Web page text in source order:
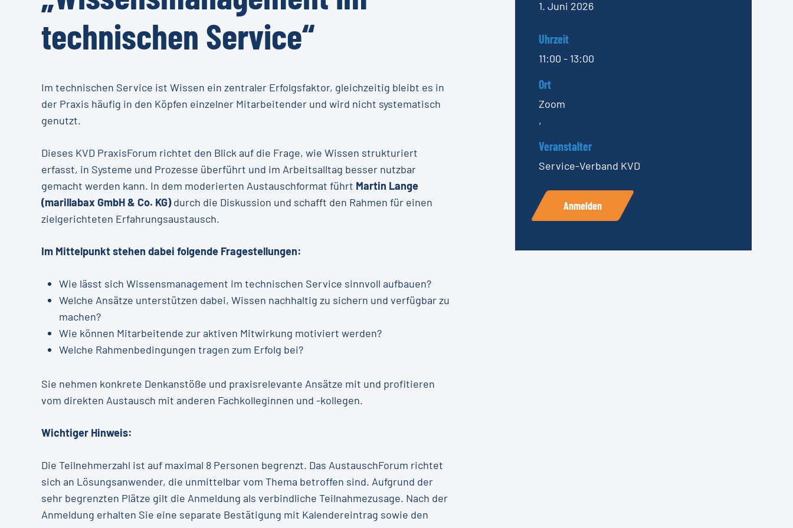
technischen Service“
Im technischen Service ist Wissen ein zentraler Erfolgsfaktor, gleichzeitig bleibt es in
der Praxis häufig in den Köpfen einzelner Mitarbeitender und wird nicht systematisch
genutzt.
Dieses KVD PraxisForum richtet den Blick auf die Frage, wie Wissen strukturiert
erfasst, in Systeme und Prozesse überführt und im Arbeitsalltag besser nutzbar
gemacht werden kann. In dem moderierten Austauschformat führt Martin Lange
(marillabax GmbH & Co. KG)durch die Diskussion und schafft den Rahmen für einen
zielgerichteten Erfahrungsaustausch.
Im Mittelpunkt stehen dabei folgende Fragestellungen:
Wie lässt sich Wissensmanagement im technischen Service sinnvoll aufbauen?
Welche Ansätze unterstützen dabei, Wissen nachhaltig zu sichern und verfügbar zu
machen?
Wie können Mitarbeitende zur aktiven Mitwirkung motiviert werden?
Welche Rahmenbedingungen tragen zum Erfolg bei?
Sie nehmen konkrete Denkanstöße und praxisrelevante Ansätze mit und profitieren
vom direkten Austausch mit anderen Fachkolleginnen und -kollegen.
Wichtiger Hinweis:
Die Teilnehmerzahl ist auf maximal 8 Personen begrenzt. Das AustauschForum richtet
sich an Lösungsanwender, die unmittelbar vom Thema betroffen sind. Aufgrund der
sehr begrenzten Plätze gilt die Anmeldung als verbindliche Teilnahmezusage. Nach der
Anmeldung erhalten Sie eine separate Bestätigung mit Kalendereintrag sowie den
1. Juni 2026
Uhrzeit
11:00 - 13:00
Ort
Zoom
,
Veranstalter
Service-Verband KVD
Anmelden